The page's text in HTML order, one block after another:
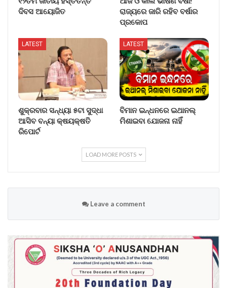
ଦିବସ ଆୟୋଜିତ
ରାଜ୍ୟରେ ଜାରି ରହିବ ବର୍ଷାର
ପ୍ରକୋପ
LATEST
ଶୁକ୍ରବାର ସନ୍ଧ୍ୟା ୫ଟା ସୁଦ୍ଧା
ଆସିବ ବନ୍ୟା କ୍ଷୟକ୍ଷତି
ରିପୋର୍ଟ
LATEST
ବିମାନ ଇନ୍ଧନରେ ଇଥାନଲ୍
ମିଶାଇବା ଯୋଜନା ନାହିଁ
LOAD MORE POSTS
Leave a comment